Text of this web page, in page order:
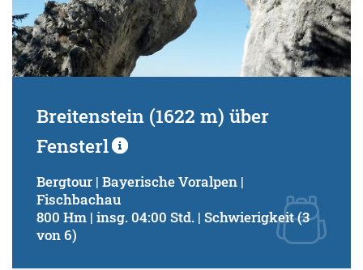
Breitenstein (1622 m) über
Fensterl
Bergtour | Bayerische Voralpen |
Fischbachau
800 Hm | insg. 04:00 Std. | Schwierigkeit (3
von 6)